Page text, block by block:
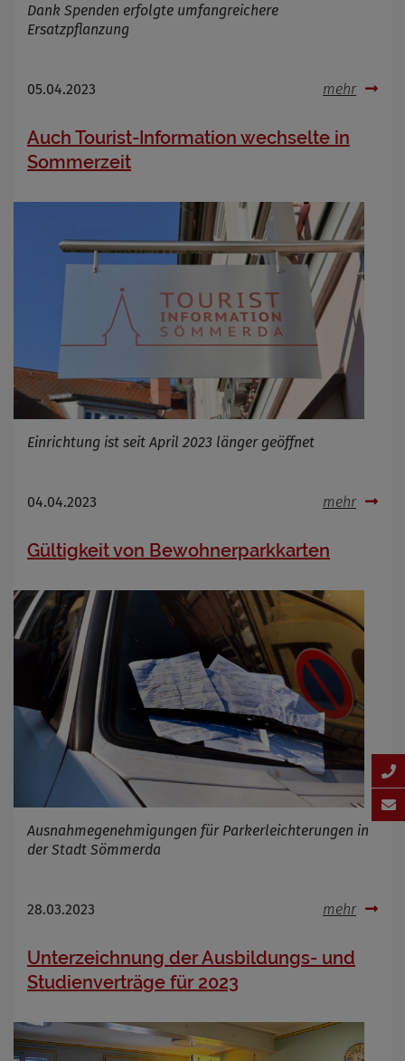
Dank Spenden erfolgte umfangreichere
Ersatzpflanzung
05.04.2023 mehr
Auch Tourist-Information wechselte in
Sommerzeit
Einrichtung ist seit April 2023 länger geöffnet
04.04.2023 mehr
Gültigkeit von Bewohnerparkkarten
Ausnahmegenehmigungen für Parkerleichterungen in
der Stadt Sömmerda
28.03.2023 mehr
Unterzeichnung der Ausbildungs- und
Studienverträge für 2023